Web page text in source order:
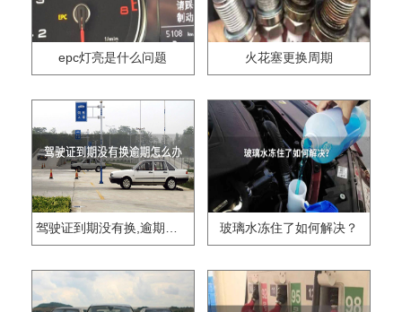
epc灯亮是什么问题 火花塞更换周期
驾驶证到期没有换,逾期怎么办?? 玻璃水冻住了如何解决？